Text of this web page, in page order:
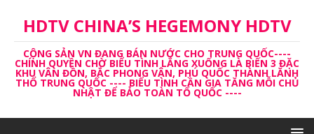
HDTV CHINA’S HEGEMONY HDTV
CỘNG SẢN VN ĐANG BÁN NƯỚC CHO TRUNG QUỐC----
CHÍNH QUYỀN CHỜ BIỂU TÌNH LẮNG XUỐNG LÀ BIẾN 3 ĐẶC
KHU VÂN ĐỒN, BẮC PHONG VÂN, PHÚ QUỐC THÀNH LĂNH
THỔ TRUNG QUỐC ---- BIỂU TÌNH CẦN GIA TĂNG MỖI CHỦ
NHẬT ĐỂ BẢO TOÀN TỔ QUỐC ----